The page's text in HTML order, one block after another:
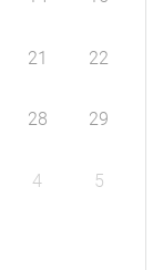
21 22
28 29
4 5